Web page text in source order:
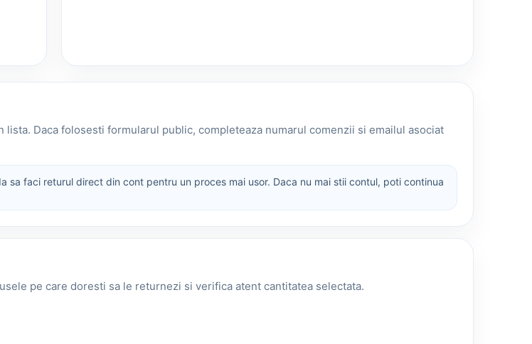
Daca folosesti formularul public, completeaza numarul comenzii si emailul asociat
sa faci returul direct din cont pentru un proces mai usor. Daca nu mai stii contul, poti continua
pe care doresti sa le returnezi si verifica atent cantitatea selectata.